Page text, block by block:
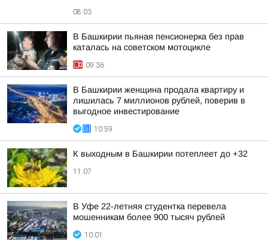
08:03
В Башкирии пьяная пенсионерка без прав
каталась на советском мотоцикле
09:36
В Башкирии женщина продала квартиру и
лишилась 7 миллионов рублей, поверив в
выгодное инвестирование
10:59
К выходным в Башкирии потеплеет до +32
11:07
В Уфе 22-летняя студентка перевела
мошенникам более 900 тысяч рублей
10:01